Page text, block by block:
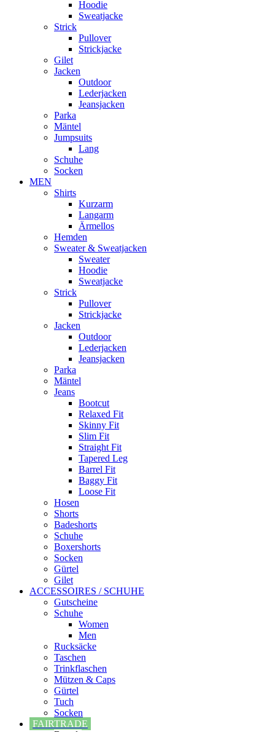
Hoodie
Sweatjacke
Strick
Pullover
Strickjacke
Gilet
Jacken
Outdoor
Lederjacken
Jeansjacken
Parka
Mäntel
Jumpsuits
Lang
Schuhe
Socken
MEN
Shirts
Kurzarm
Langarm
Ärmellos
Hemden
Sweater & Sweatjacken
Sweater
Hoodie
Sweatjacke
Strick
Pullover
Strickjacke
Jacken
Outdoor
Lederjacken
Jeansjacken
Parka
Mäntel
Jeans
Bootcut
Relaxed Fit
Skinny Fit
Slim Fit
Straight Fit
Tapered Leg
Barrel Fit
Baggy Fit
Loose Fit
Hosen
Shorts
Badeshorts
Schuhe
Boxershorts
Socken
Gürtel
Gilet
ACCESSOIRES / SCHUHE
Gutscheine
Schuhe
Women
Men
Rucksäcke
Taschen
Trinkflaschen
Mützen & Caps
Gürtel
Tuch
Socken
FAIRTRADE